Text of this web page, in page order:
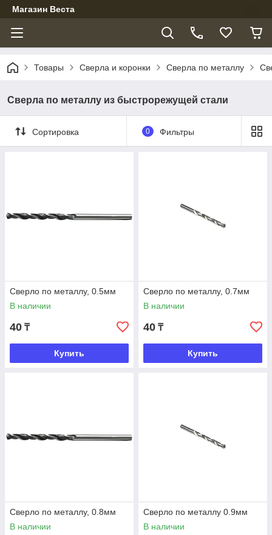
Магазин Веста
Товары Сверла и коронки Сверла по металлу
Сверла по металлу из быстрорежущей стали
Сортировка 0 Фильтры
Сверло по металлу, 0.5мм
В наличии
40 ₸
Купить
Сверло по металлу, 0.7мм
В наличии
40 ₸
Купить
Сверло по металлу, 0.8мм
В наличии
Сверло по металлу 0.9мм
В наличии